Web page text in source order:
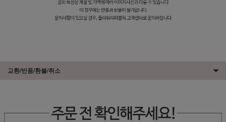
교환/반품/환불/취소